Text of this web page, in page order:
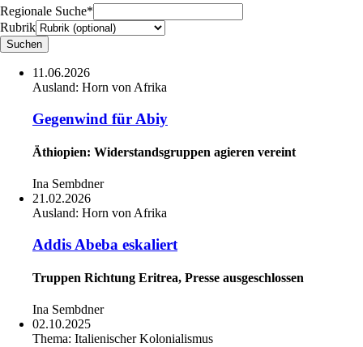
Regionale Suche*
Rubrik
11.06.2026
Ausland: Horn von Afrika
Gegenwind für Abiy
Äthiopien: Widerstandsgruppen agieren vereint
Ina Sembdner
21.02.2026
Ausland: Horn von Afrika
Addis Abeba eskaliert
Truppen Richtung Eritrea, Presse ausgeschlossen
Ina Sembdner
02.10.2025
Thema: Italienischer Kolonialismus